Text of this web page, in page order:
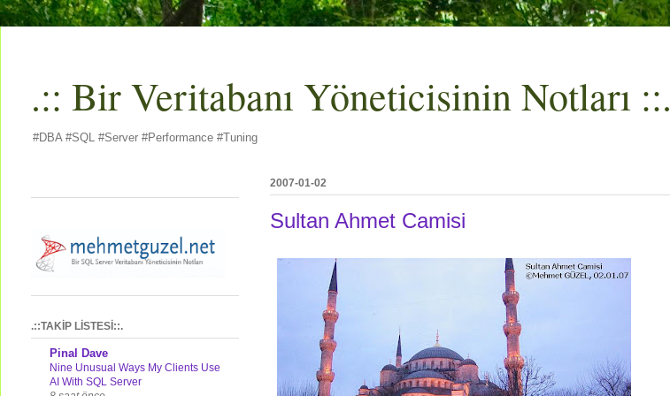
.:: Bir Veritabanı Yöneticisinin Notları ::.
#DBA #SQL #Server #Performance #Tuning
2007-01-02
Sultan Ahmet Camisi
.::TAKİP LİSTESİ::.
Pinal Dave
Nine Unusual Ways My Clients Use
AI With SQL Server